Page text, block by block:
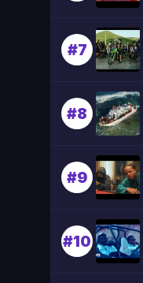
#7
#8
#9
#10